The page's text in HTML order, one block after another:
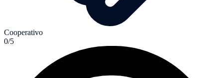
Cooperativo
0/5